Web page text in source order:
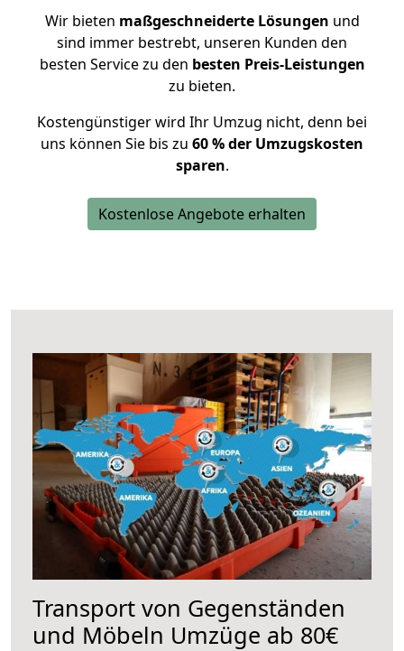
Wir bieten maßgeschneiderte Lösungen und
sind immer bestrebt, unseren Kunden den
besten Service zu den besten Preis-Leistungen
zu bieten.
Kostengünstiger wird Ihr Umzug nicht, denn bei
uns können Sie bis zu 60 % der Umzugskosten
sparen.
Kostenlose Angebote erhalten
Transport von Gegenständen
und Möbeln Umzüge ab 80€